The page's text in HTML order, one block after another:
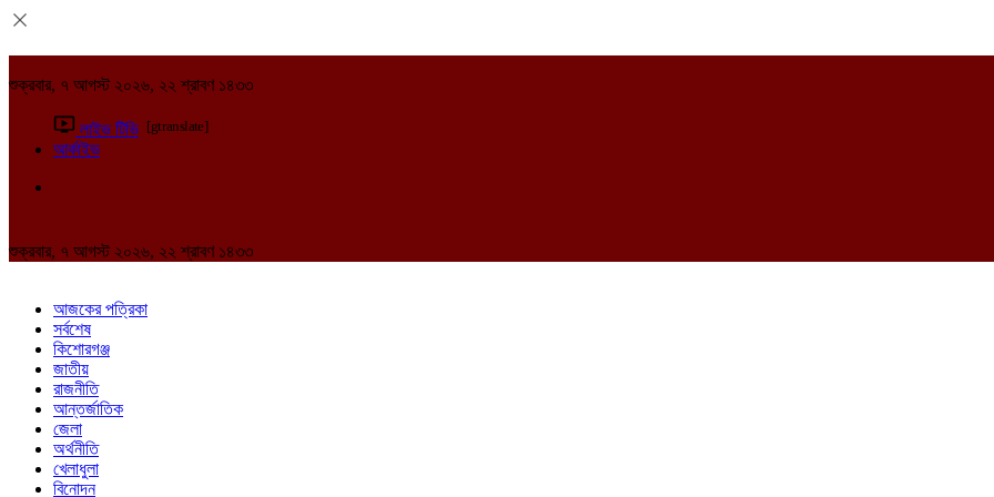
শুক্রবার, ৭ আগস্ট ২০২৬, ২২ শ্রাবণ ১৪৩৩
লাইভ টিভি [gtranslate]
আর্কাইভ
শুক্রবার, ৭ আগস্ট ২০২৬, ২২ শ্রাবণ ১৪৩৩
আজকের পত্রিকা
সর্বশেষ
কিশোরগঞ্জ
জাতীয়
রাজনীতি
আন্তর্জাতিক
জেলা
অর্থনীতি
খেলাধুলা
বিনোদন